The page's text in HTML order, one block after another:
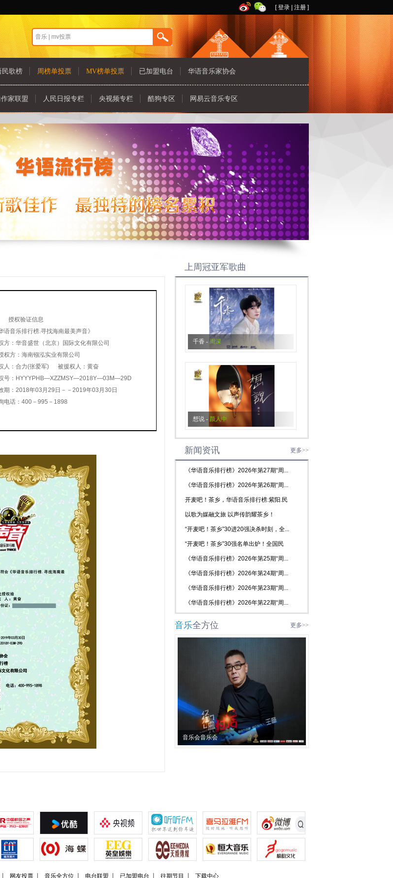
[登录 注册 ]
民歌榜 周榜单投票 MV榜单投票 已加盟电台 华语音乐家协会
家联盟 人民日报专栏 央视频专栏 酷狗专区 网易云音乐专区
权验证信息
华语音乐排行榜.寻找海南最美声音》
方：华音盛世（北京）国际文化有限公司
权方：海南镪泓实业有限公司
人：合力(张爱军) 被援权人：黄奋
号：HYYYPHB—XZZMSY—2018Y—03M—29D
期：2018年03月29日－－2019年03月30日
电话：400－995－1898
上周冠亚军歌曲
千香 - 周深
想说 - 颜人中
新闻资讯 更多>>
《华语音乐排行榜》2026年第27期“周...
《华语音乐排行榜》2026年第26期“周...
开麦吧！茶乡，华语音乐排行榜.紫阳.民
歌...
以歌为媒融文旅 以声传韵耀茶乡！
2026...
“开麦吧！茶乡”30进20强决杀时刻，全...
“开麦吧！茶乡”30强名单出炉！全国民
歌...
《华语音乐排行榜》2026年第25期“周...
《华语音乐排行榜》2026年第24期“周...
《华语音乐排行榜》2026年第23期“周...
《华语音乐排行榜》2026年第22期“周...
音乐全方位 更多>>
音乐会音乐会
网友投票 音乐全方位 电台联盟 已加盟电台 往期节目 下载中心